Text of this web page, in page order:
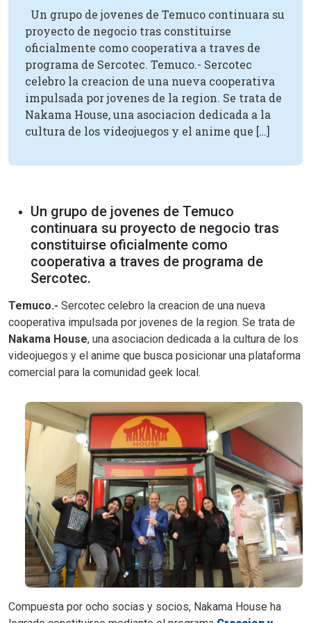
Un grupo de jovenes de Temuco continuara su
proyecto de negocio tras constituirse
oficialmente como cooperativa a traves de
programa de Sercotec. Temuco.- Sercotec
celebro la creacion de una nueva cooperativa
impulsada por jovenes de la region. Se trata de
Nakama House, una asociacion dedicada a la
cultura de los videojuegos y el anime que […]
Un grupo de jovenes de Temuco
continuara su proyecto de negocio tras
constituirse oficialmente como
cooperativa a traves de programa de
Sercotec.
Temuco.- Sercotec celebro la creacion de una nueva
cooperativa impulsada por jovenes de la region. Se trata de
Nakama House, una asociacion dedicada a la cultura de los
videojuegos y el anime que busca posicionar una plataforma
comercial para la comunidad geek local.
Compuesta por ocho socias y socios, Nakama House ha